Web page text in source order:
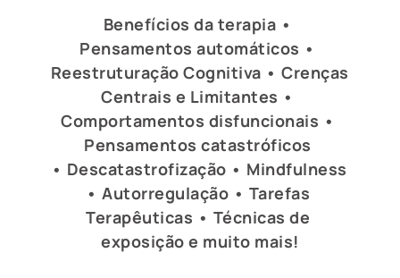
Benefícios da terapia •
Pensamentos automáticos •
Reestruturação Cognitiva • Crenças
Centrais e Limitantes •
Comportamentos disfuncionais •
Pensamentos catastróficos
• Descatastrofização • Mindfulness
• Autorregulação • Tarefas
Terapêuticas • Técnicas de
exposição e muito mais!